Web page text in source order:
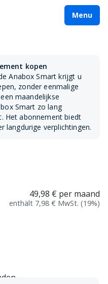
Menu
kopen
Anabox Smart krijgt u
zonder eenmalige
maandelijkse
Smart zo lang
Het abonnement biedt
langdurige verplichtingen.
49,98 € per maand
enthält 7,98 € MwSt. (19%)